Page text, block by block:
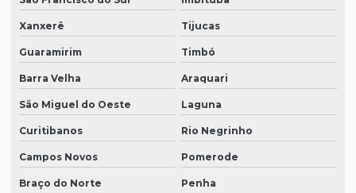
Xanxerê Tijucas
Guaramirim Timbó
Barra Velha Araquari
São Miguel do Oeste Laguna
Curitibanos Rio Negrinho
Campos Novos Pomerode
Braço do Norte Penha